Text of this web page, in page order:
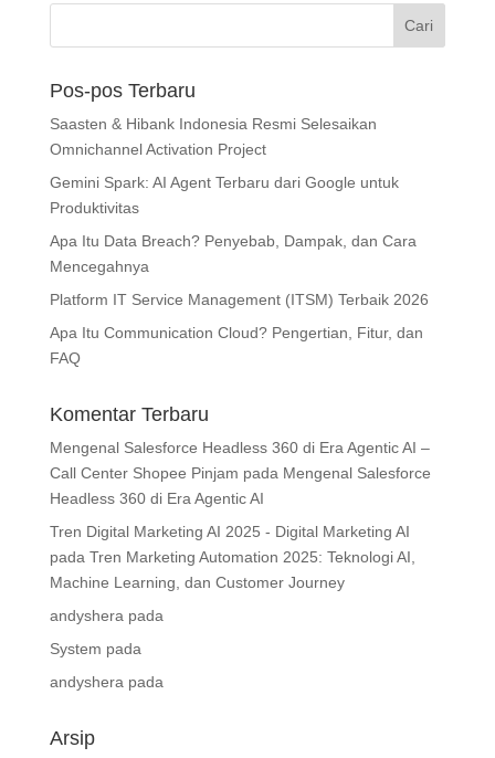
Pos-pos Terbaru
Saasten & Hibank Indonesia Resmi Selesaikan
Omnichannel Activation Project
Gemini Spark: AI Agent Terbaru dari Google untuk
Produktivitas
Apa Itu Data Breach? Penyebab, Dampak, dan Cara
Mencegahnya
Platform IT Service Management (ITSM) Terbaik 2026
Apa Itu Communication Cloud? Pengertian, Fitur, dan
FAQ
Komentar Terbaru
Mengenal Salesforce Headless 360 di Era Agentic AI –
Call Center Shopee Pinjam pada Mengenal Salesforce
Headless 360 di Era Agentic AI
Tren Digital Marketing AI 2025 - Digital Marketing AI
pada Tren Marketing Automation 2025: Teknologi AI,
Machine Learning, dan Customer Journey
andyshera pada
System pada
andyshera pada
Arsip